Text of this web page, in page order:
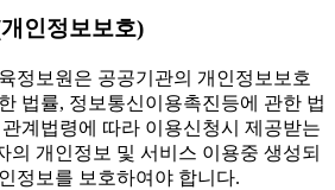
인정보보호)
정보원은 공공기관의 개인정보보호
법률, 정보통신이용촉진등에 관한 법
계법령에 따라 이용신청시 제공받는
의 개인정보 및 서비스 이용중 생성되
정보를 보호하여야 합니다.